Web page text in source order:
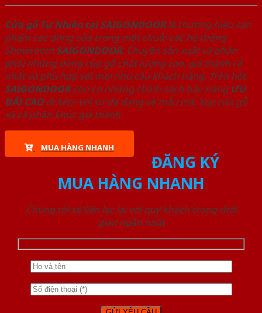
Cửa gỗ Tự Nhiên tại SAIGONDOORlà thương hiệu sản
phẩm các dòng cửa trong một chuỗi các hệ thống
Showroom SAIGONDOOR. Chuyên sản xuất và phân
phối những dòng cửa gỗ chất lượng cao, giá thành rẻ
nhất và phù hợp với mọi nhu cầu khách hàng. Trên hết,
SAIGONDOORcòn có những chính sách bán hàng ƯU
ĐÃI CAOđi kèm với sự đa dạng về mẫu mã, loại cửa gỗ
và cả phân khúc giá thành.
MUA HÀNG NHANH
ĐĂNG KÝ
MUA HÀNG NHANH
Chúng tôi sẽ liên lạc lại với quý khách trong thời
gian ngắn nhất